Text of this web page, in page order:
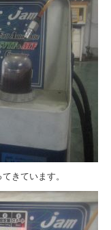
きています。